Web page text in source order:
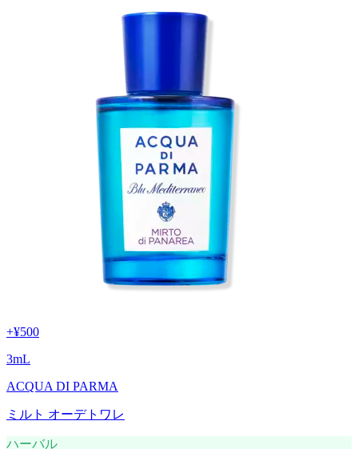
+¥500
3mL
ACQUA DI PARMA
ミルト オーデトワレ
ハーバル